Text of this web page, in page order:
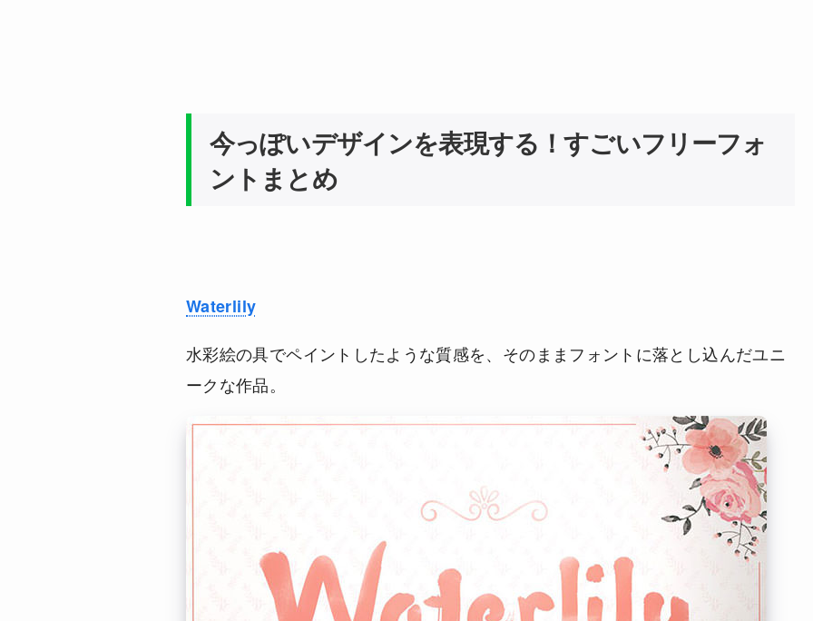
今っぽいデザインを表現する！すごいフリーフォ
ントまとめ
Waterlily
水彩絵の具でペイントしたような質感を、そのままフォントに落とし込んだユニ
ークな作品。